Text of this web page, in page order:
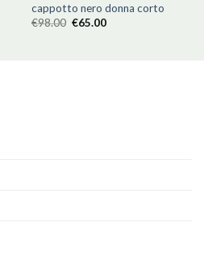
cappotto nero donna corto
€98.00 €65.00